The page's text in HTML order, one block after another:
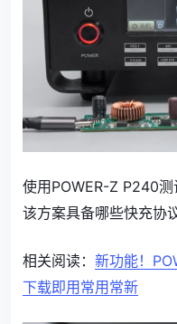
使用POWER-Z P240
该方案具备哪些快充协议
相关阅读： 新功能！
下载即用常用常新